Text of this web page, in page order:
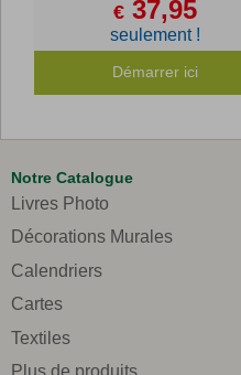
€37,95
seulement !
Démarrer ici
Notre Catalogue
Livres Photo
Décorations Murales
Calendriers
Cartes
Textiles
Plus de produits